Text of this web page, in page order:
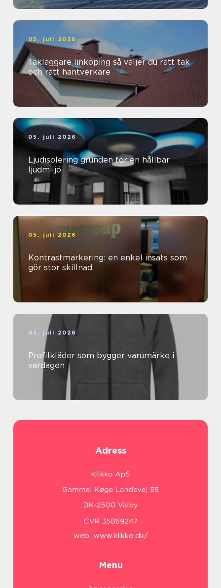
05. juli 2026
Takläggare linköping så väljer du rätt tak
och rätt hantverkare
05. juli 2026
Ljudisolering grunden för en hållbar
ljudmiljö
05. juli 2026
Kontrastmarkering: en enkel insats som
gör stor skillnad
03. juli 2026
Profilkläder som bygger varumärke i
vardagen
Adress
web: www.klikko.dk/
Menu